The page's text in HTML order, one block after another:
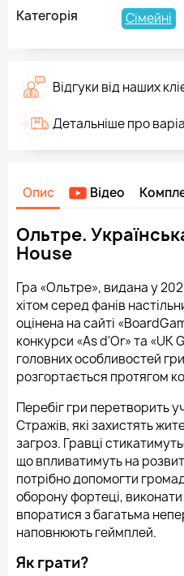
Категорія Сімейні
Відгуки від наших
Детальніше про
Опис Відео
Ольтре.
House
Гра «Ольтре», видана у
хітом серед фанів
оцінена на сайті
конкурси «As d'Or» та «UK
головних особливостей
розгортається протягом
Перебіг гри перетворить
Стражів, які захистять
загроз. Гравці
що впливатимуть на
потрібно допомогти
оборону фортеці,
впоратися з багатьма
наповнюють геймплей.
Як грати?